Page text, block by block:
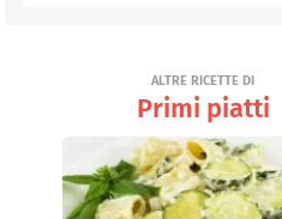
ALTRE RICETTE DI
Primi piatti